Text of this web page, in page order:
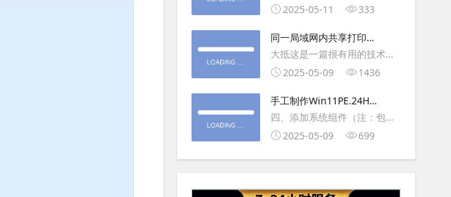
驱动，通过安装vmwaretool后
就可以解决此问
会一直卡，CPU和内存都没占
久，打开任务管理器5秒钟。一
般重启下电脑就可以了或重启
下资源管理器(explorer.exe进
程).
2025-05-11 333
同一局域网内共享打印机
的连接及相关问题解决方
法
大抵这是一篇很有用的技术教
程文章吧！涉及的内容普遍而
不自觉地点赞收藏吧~包含内容
有：共享前的准备工作在设置
打印机共享之前，你得先确保
两台电脑
2025-05-09 1436
手工制作Win11PE.24H2
LTSC2024详细教程2
四、添加系统组件（注：包含
DWM、BitLocker解锁、MMC
第5卷提取以下文件到BOOT文
2025-05-09 699